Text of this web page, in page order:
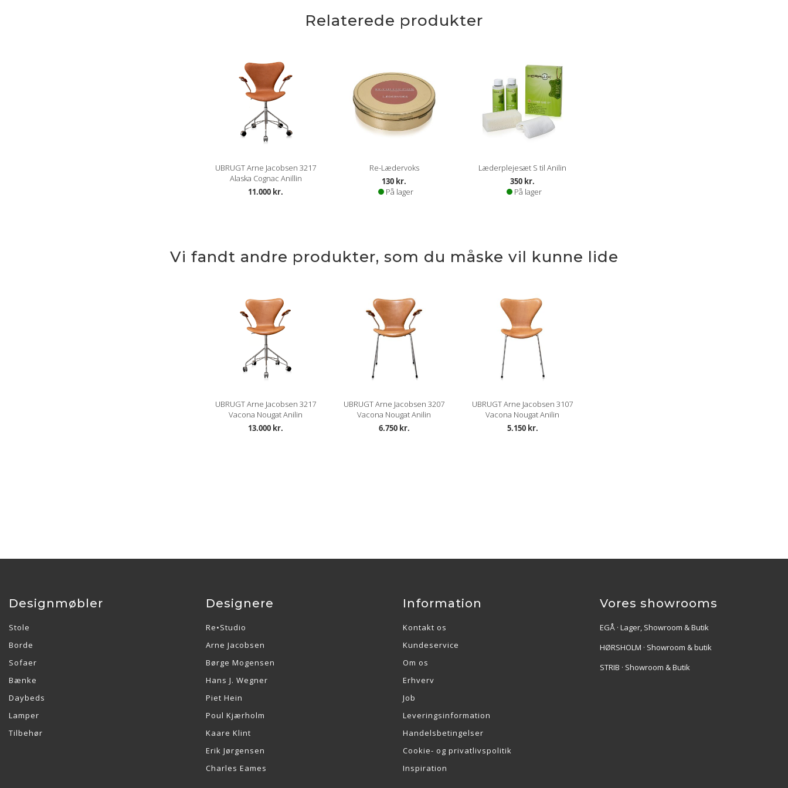
Relaterede produkter
UBRUGT Arne Jacobsen 3217
Alaska Cognac Anillin
11.000 kr.
Re-Lædervoks
130 kr.
På lager
Læderplejesæt S til Anilin
350 kr.
På lager
Vi fandt andre produkter, som du måske vil kunne lide
UBRUGT Arne Jacobsen 3217
Vacona Nougat Anilin
13.000 kr.
UBRUGT Arne Jacobsen 3207
Vacona Nougat Anilin
6.750 kr.
UBRUGT Arne Jacobsen 3107
Vacona Nougat Anilin
5.150 kr.
Designmøbler
Stole
Borde
Sofaer
Bænke
Daybeds
Lamper
Tilbehør
Designere
Re•Studio
Arne Jacobsen
Børge Mogensen
Hans J. Wegner
Piet Hein
Poul Kjærholm
Kaare Klint
Erik Jørgensen
Charles Eames
Information
Kontakt os
Kundeservice
Om os
Erhverv
Job
Leveringsinformation
Handelsbetingelser
Cookie- og privatlivspolitik
Inspiration
Vores showrooms
EGÅ · Lager, Showroom & Butik
HØRSHOLM · Showroom & butik
STRIB · Showroom & Butik